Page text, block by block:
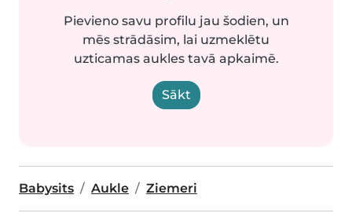
Pievieno savu profilu jau šodien, un
mēs strādāsim, lai uzmeklētu
uzticamas aukles tavā apkaimē.
Sākt
Babysits Aukle Ziemeri